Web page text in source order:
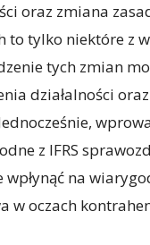
oraz zmiana
to tylko niektóre z
tych zmian
działalności
z IFRS
na
w oczach